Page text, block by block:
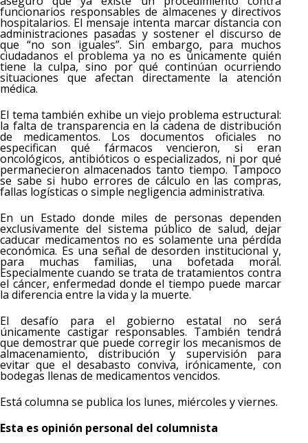
funcionarios responsables de almacenes y directivos
hospitalarios. El mensaje intenta marcar distancia con
administraciones pasadas y sostener el discurso de
que “no son iguales”. Sin embargo, para muchos
ciudadanos el problema ya no es únicamente quién
tiene la culpa, sino por qué continúan ocurriendo
situaciones que afectan directamente la atención
médica.
El tema también exhibe un viejo problema estructural:
la falta de transparencia en la cadena de distribución
de medicamentos. Los documentos oficiales no
especifican qué fármacos vencieron, si eran
oncológicos, antibióticos o especializados, ni por qué
permanecieron almacenados tanto tiempo. Tampoco
se sabe si hubo errores de cálculo en las compras,
fallas logísticas o simple negligencia administrativa.
En un Estado donde miles de personas dependen
exclusivamente del sistema público de salud, dejar
caducar medicamentos no es solamente una pérdida
económica. Es una señal de desorden institucional y,
para muchas familias, una bofetada moral.
Especialmente cuando se trata de tratamientos contra
el cáncer, enfermedad donde el tiempo puede marcar
la diferencia entre la vida y la muerte.
El desafío para el gobierno estatal no será
únicamente castigar responsables. También tendrá
que demostrar que puede corregir los mecanismos de
almacenamiento, distribución y supervisión para
evitar que el desabasto conviva, irónicamente, con
bodegas llenas de medicamentos vencidos.
Está columna se publica los lunes, miércoles y viernes.
Esta es opinión personal del columnista